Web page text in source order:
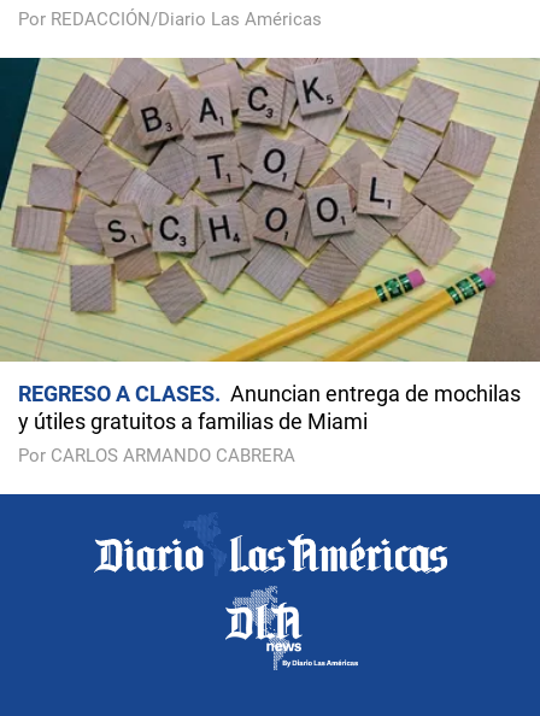
Por REDACCIÓN/Diario Las Américas
REGRESO A CLASES
Anuncian entrega de mochilas
y útiles gratuitos a familias de Miami
Por CARLOS ARMANDO CABRERA